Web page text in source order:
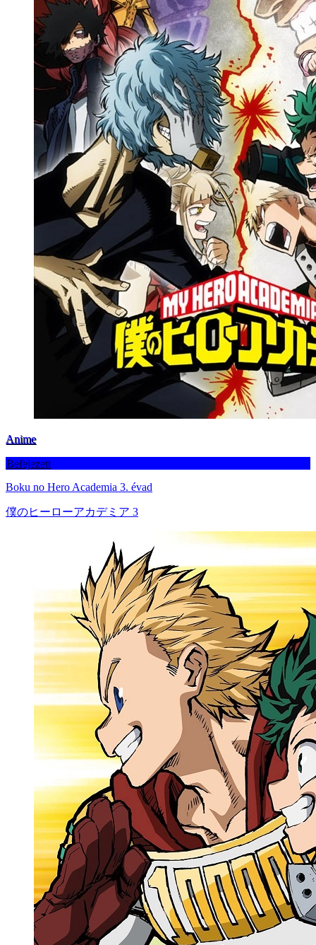
Anime
Befejezett
Boku no Hero Academia 3. évad
僕のヒーローアカデミア 3